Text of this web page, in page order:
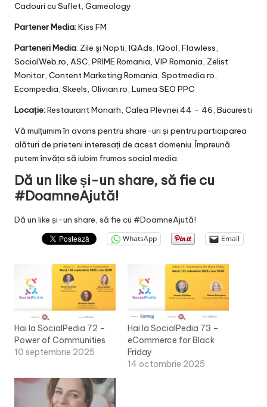
Cadouri cu Suflet, Gameology
Partener Media:Kiss FM
Parteneri Media: Zile şi Nopti, IQAds, IQool, Flawless,
SocialWeb.ro, ASC, PRIME Romania, VIP Romania, Zelist
Monitor, Content Marketing Romania, Spotmedia.ro,
Ecompedia, Skeels, Olivian.ro, Lumea SEO PPC
Locație:Restaurant Monarh, Calea Plevnei 44 – 46, Bucuresti
Vă mulțumim în avans pentru share-uri și pentru participarea
alături de prieteni interesați de acest domeniu. Împreună
putem învăța să iubim frumos social media.
Dă un like și-un share, să fie cu
#DoamneAjută!
Dă un like și-un share, să fie cu #DoamneAjută!
WhatsApp Email
Hai la SocialPedia 72 –
Power of Communities
10 septembrie 2025
Hai la SocialPedia 73 –
eCommerce for Black
Friday
14 octombrie 2025